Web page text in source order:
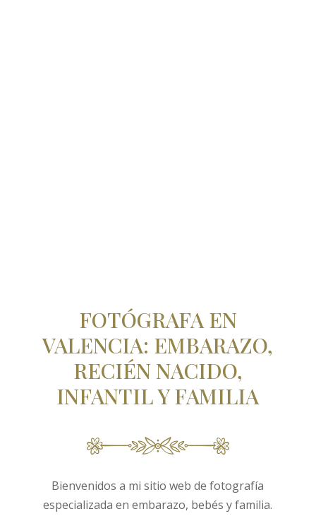
FOTÓGRAFA EN
VALENCIA: EMBARAZO,
RECIÉN NACIDO,
INFANTIL Y FAMILIA
Bienvenidos a mi sitio web de fotografía
especializada en embarazo, bebés y familia.